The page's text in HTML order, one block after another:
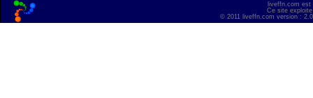
liveffn.com est
Ce site
© 2011 liveffn.com version :